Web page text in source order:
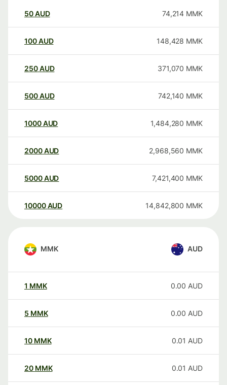
50AUD 74,214 MMK
100AUD 148,428 MMK
250AUD 371,070 MMK
500AUD 742,140 MMK
1000AUD 1,484,280 MMK
2000AUD 2,968,560 MMK
5000AUD 7,421,400 MMK
10000 AUD 14,842,800 MMK
MMK AUD
1 MMK 0.00 AUD
5 MMK 0.00 AUD
10 MMK 0.01 AUD
20 MMK 0.01 AUD